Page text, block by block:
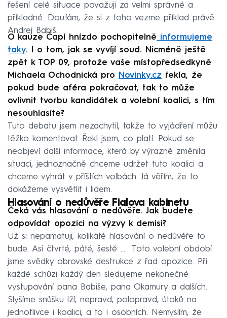
řešení celé situace považuji za velmi správné a
příkladné. Doufám, že si z toho vezme příklad právě
Andrej Babiš.
O kauze Čapí hnízdo pochopitelně informujeme
taky. I o tom, jak se vyvíjí soud. Nicméně ještě
zpět k TOP 09, protože vaše místopředsedkyně
Michaela Ochodnická pro
Novinky.cz řekla, že
pokud bude aféra pokračovat, tak to může
ovlivnit tvorbu kandidátek a volební koalici, s tím
nesouhlasíte?
Tuto debatu jsem nezachytil, takže to vyjádření můžu
těžko komentovat. Řekl jsem, co platí. Pokud se
neobjeví další informace, která by výrazně změnila
situaci, jednoznačně chceme udržet tuto koalici a
chceme vyhrát v příštích volbách. Já věřím, že to
dokážeme vysvětlit i lidem.
Hlasování o nedůvěře Fialova kabinetu
Čeká vás hlasování o nedůvěře. Jak budete
odpovídat opozici na výzvy k demisi?
Už si nepamatuji, kolikáté hlasování o nedůvěře to
bude. Asi čtvrté, páté, šesté … Toto volební období
jsme svědky obrovské destrukce z řad opozice. Při
každé schůzi každý den sledujeme nekonečné
vystupování pana Babiše, pana Okamury a dalších.
Slyšíme snůšku lží, nepravd, polopravd, útoků na
jednotlivce i koalici, a to i osobních. Nemyslím, že